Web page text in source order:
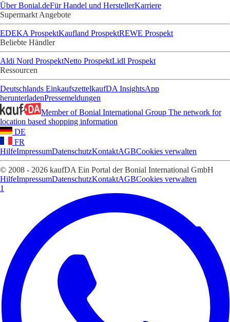
Über Bonial.deFür Handel und HerstellerKarriere
Supermarkt Angebote
EDEKA ProspektKaufland ProspektREWE Prospekt
Beliebte Händler
Aldi Nord ProspektNetto ProspektLidl Prospekt
Ressourcen
Deutschlands EinkaufszettelkaufDA InsightsApp
herunterladenPressemeldungen
Member of Bonial International Group The network for
location based shopping information
DE
FR
HilfeImpressumDatenschutzKontaktAGBCookies verwalten
© 2008 - 2026 kaufDA Ein Portal der Bonial International GmbH
HilfeImpressumDatenschutzKontaktAGBCookies verwalten
1